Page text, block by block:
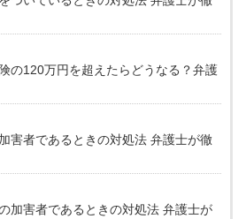
の120万円を超えたらどうなる？弁護
害者であるときの対処法 弁護士が徹
加害者であるときの対処法 弁護士が